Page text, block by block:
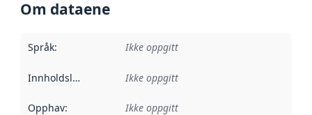
Om dataene
Språk: Ikke oppgitt
Innholdsleverandører :
Ikke oppgitt
Opphav: Ikke oppgitt